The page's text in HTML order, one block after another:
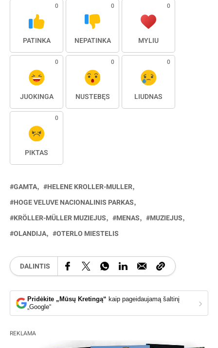
0
PATINKA
0
NEPATINKA
0
MYLIU
0
JUOKINGA
0
NUSTEBĘS
0
LIŪDNAS
0
PIKTAS
GAMTA
HELENE KROLLER-MULLER
HOGE VELUVE NACIONALINIS PARKAS
KRÖLLER-MÜLLER MUZIEJUS
MENAS
MUZIEJUS
OLANDIJA
OTERLO MIESTELIS
DALINTIS
Pridėkite „Mūsų Kretingą“ kaip pageidaujamą šaltinį
„Google“
›
REKLAMA